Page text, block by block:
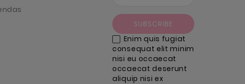
Enim quis fugiat
consequat elit minim
nisi eu occaecat
occaecat deserunt
aliquip nisi ex